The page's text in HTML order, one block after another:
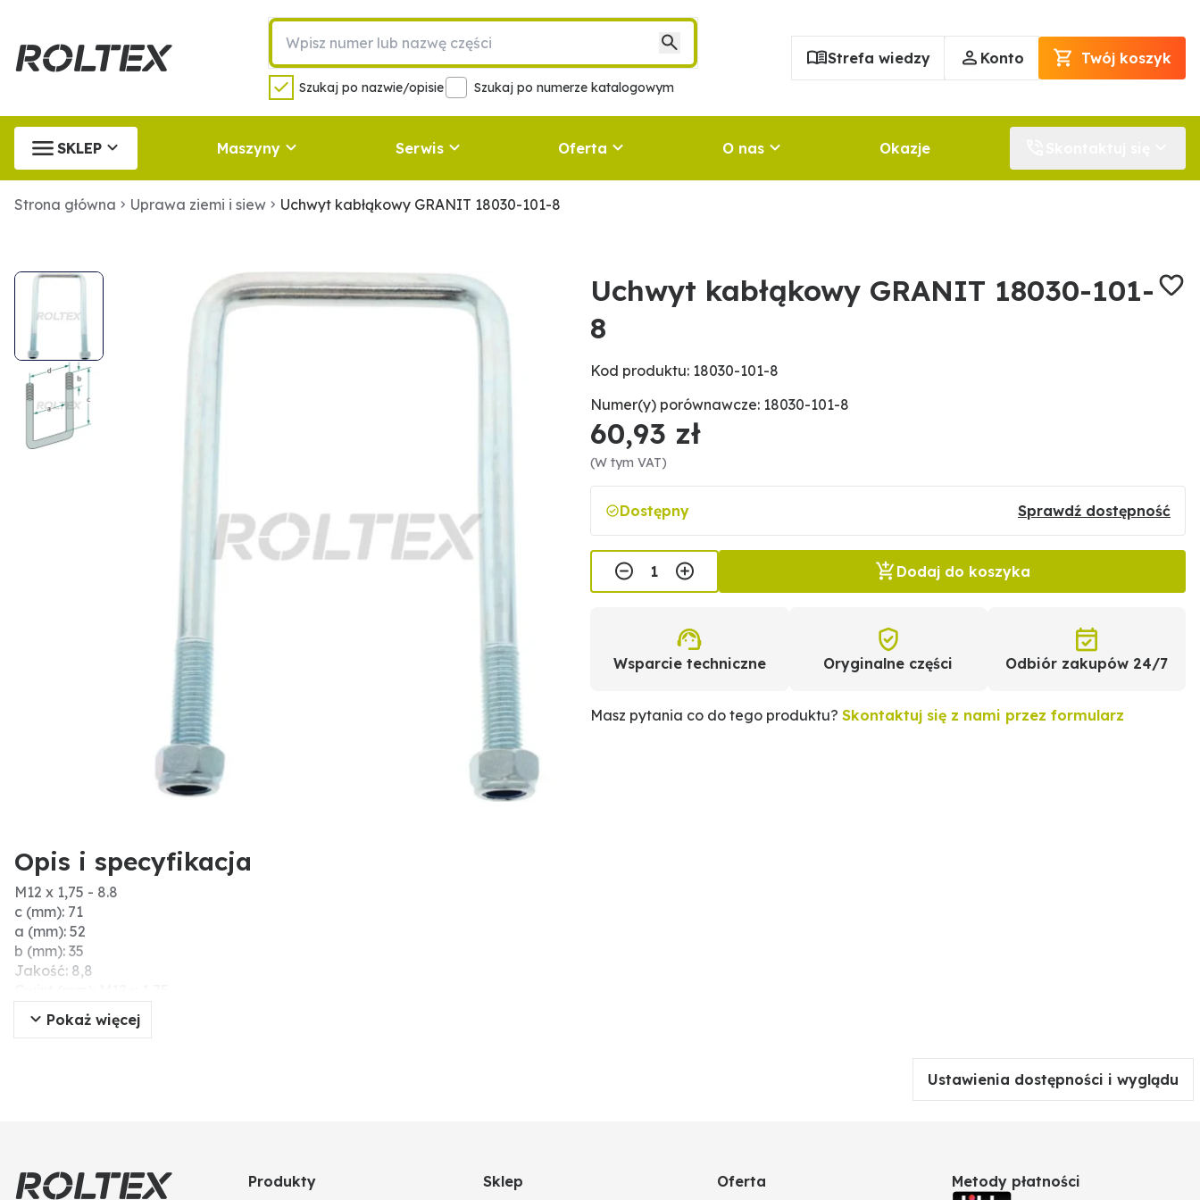
Szukaj po nazwie/opisie Szukaj po numerze katalogowym
Strefa wiedzy Konto Twój koszyk
SKLEP Maszyny Serwis Oferta O nas Okazje
Strona główna Uprawa ziemi i siew Uchwyt kabłąkowy GRANIT 18030-101-8
Uchwyt kabłąkowy GRANIT 18030-101-
8
Kod produktu: 18030-101-8
Numer(y) porównawcze: 18030-101-8
60,93 zł
(W tym VAT)
Dostępny Sprawdź dostępność
Dodaj do koszyka
Wsparcie techniczne Oryginalne części Odbiór zakupów 24/7
Masz pytania co do tego produktu?Skontaktuj się z nami przez formularz
Opis i specyfikacja
M12 x 1,75 - 8.8
c (mm): 71
a (mm): 52
b (mm): 35
Jakość: 8,8
Pokaż więcej
Ustawienia dostępności i wyglądu
Produkty Sklep Oferta Metody płatności